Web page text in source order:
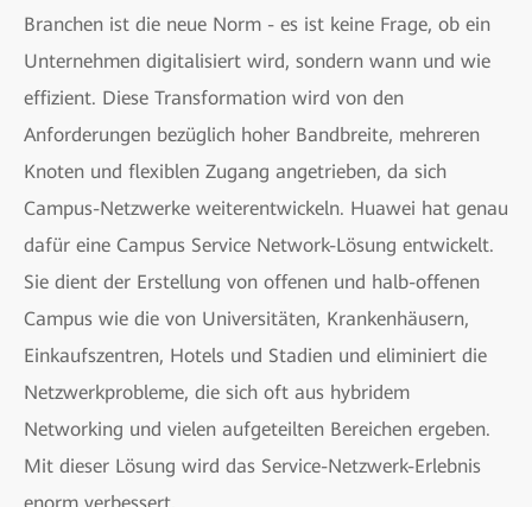
Branchen ist die neue Norm - es ist keine Frage, ob ein
Unternehmen digitalisiert wird, sondern wann und wie
effizient. Diese Transformation wird von den
Anforderungen bezüglich hoher Bandbreite, mehreren
Knoten und flexiblen Zugang angetrieben, da sich
Campus-Netzwerke weiterentwickeln. Huawei hat genau
dafür eine Campus Service Network-Lösung entwickelt.
Sie dient der Erstellung von offenen und halb-offenen
Campus wie die von Universitäten, Krankenhäusern,
Einkaufszentren, Hotels und Stadien und eliminiert die
Netzwerkprobleme, die sich oft aus hybridem
Networking und vielen aufgeteilten Bereichen ergeben.
Mit dieser Lösung wird das Service-Netzwerk-Erlebnis
enorm verbessert.